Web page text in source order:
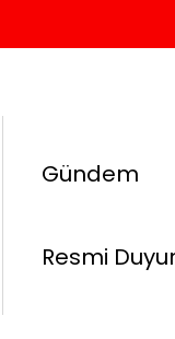
Gündem
Resmi